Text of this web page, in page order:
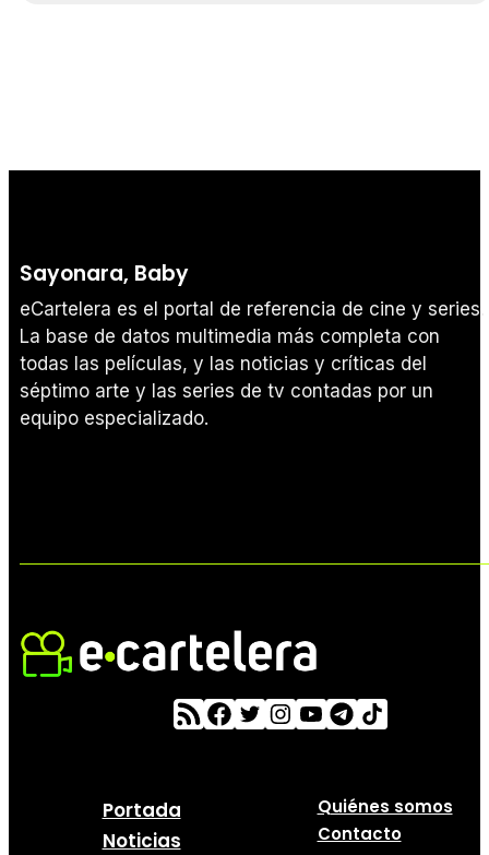
Sayonara, Baby
eCartelera es el portal de referencia de cine y series.
La base de datos multimedia más completa con
todas las películas, y las noticias y críticas del
séptimo arte y las series de tv contadas por un
equipo especializado.
Portada
Noticias
Quiénes somos
Contacto